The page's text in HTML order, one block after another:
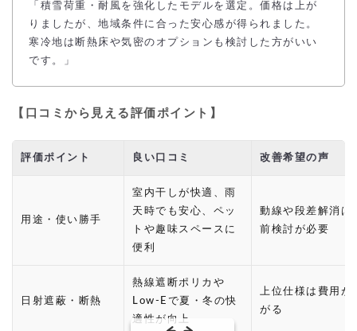
「積雪荷重・耐風を強化したモデルを選定。価格は上が
りましたが、地域条件に合った安心感が得られました。
寒冷地は断熱床や気密のオプションも検討した方がいい
です。」
【口コミから見える評価ポイント】
評価ポイント 良い口コミ 改善希望の声
用途・使い勝手
室内干しが快適、雨
天時でも安心、ペッ
トや趣味スペースに
便利
動線や段差解消は
前検討が必要
日射遮蔽・断熱
熱線遮断ポリカや
Low-Eで夏・冬の快
適性が向上
上位仕様は費用が
がる